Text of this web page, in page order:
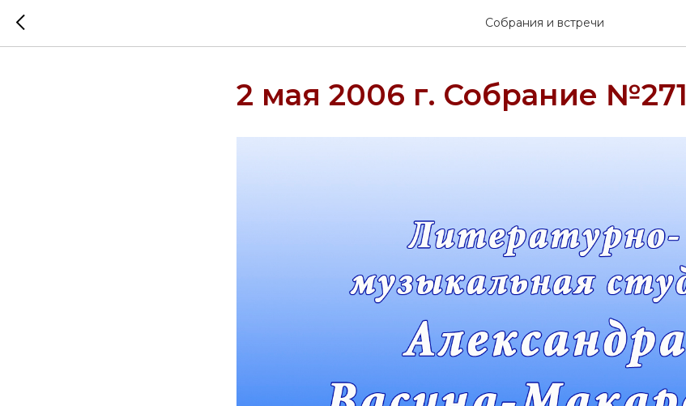
Собрания и встречи
2 мая 2006 г. Собрание №271